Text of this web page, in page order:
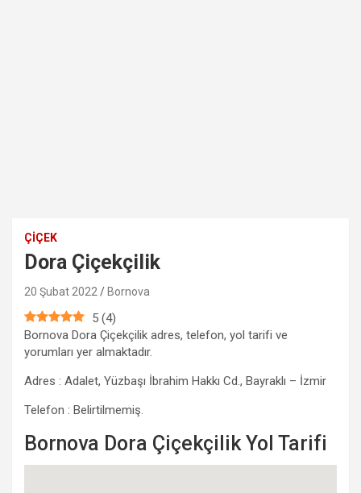
ÇIÇEK
Dora Çiçekçilik
20 Şubat 2022 Bornova
5 (4)
Bornova Dora Çiçekçilik adres, telefon, yol tarifi ve
yorumları yer almaktadır.
Adres : Adalet, Yüzbaşı İbrahim Hakkı Cd., Bayraklı – İzmir
Telefon : Belirtilmemiş.
Bornova Dora Çiçekçilik Yol Tarifi